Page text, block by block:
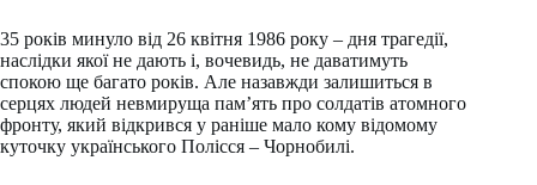
35 років минуло від 26 квітня 1986 року – дня трагедії,
наслідки якої не дають і, вочевидь, не даватимуть
спокою ще багато років. Але назавжди залишиться в
серцях людей невмируща пам’ять про солдатів атомного
фронту, який відкрився у раніше мало кому відомому
куточку українського Полісся – Чорнобилі.